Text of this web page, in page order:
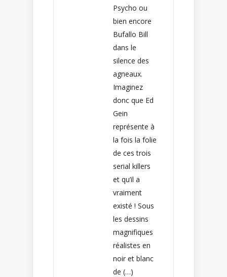
Psycho ou
bien encore
Bufallo Bill
dans le
silence des
agneaux.
Imaginez
donc que Ed
Gein
représente à
la fois la folie
de ces trois
serial killers
et qu’il a
vraiment
existé ! Sous
les dessins
magnifiques
réalistes en
noir et blanc
de (…)